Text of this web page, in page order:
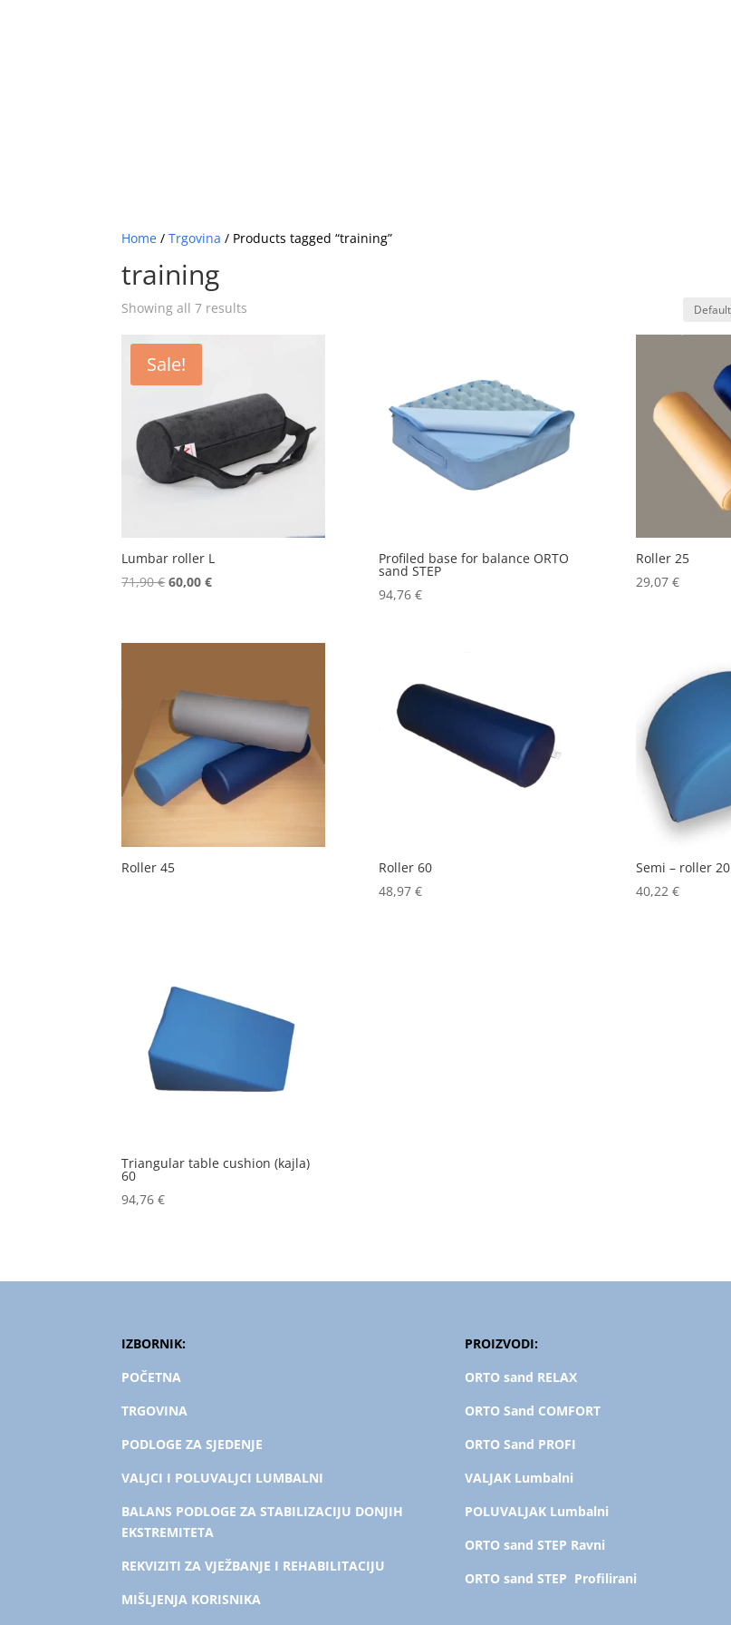
Home /Trgovina / Products tagged “training”
training
Showing all 7 results
Sale!
Lumbar roller L
71,90€Original
71,90 €.
60,00€Current
60,00 €.
Profiled base for balance ORTO
sand STEP
94,76 €
Roller 25
29,07 €
Roller 45
Roller 60
48,97 €
Semi – roller 20
40,22 €
Triangular table cushion (kajla)
60
94,76€
IZBORNIK:
POČETNA
TRGOVINA
PODLOGE ZA SJEDENJE
VALJCI I POLUVALJCI LUMBALNI
BALANS PODLOGE ZA STABILIZACIJU DONJIH
EKSTREMITETA
REKVIZITI ZA VJEŽBANJE I REHABILITACIJU
MIŠLJENJA KORISNIKA
PROIZVODI:
ORTO sand RELAX
ORTO Sand COMFORT
ORTO Sand PROFI
VALJAK Lumbalni
POLUVALJAK Lumbalni
ORTO sand STEP Ravni
ORTO sand STEP Profilirani